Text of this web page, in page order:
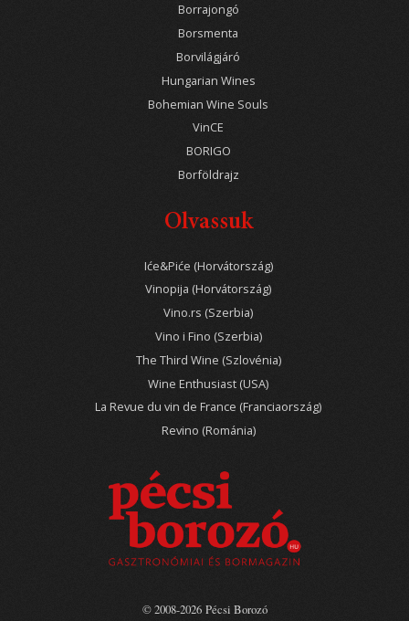
Borrajongó
Borsmenta
Borvilágjáró
Hungarian Wines
Bohemian Wine Souls
VinCE
BORIGO
Borföldrajz
Olvassuk
Iće&Piće (Horvátország)
Vinopija (Horvátország)
Vino.rs (Szerbia)
Vino i Fino (Szerbia)
The Third Wine (Szlovénia)
Wine Enthusiast (USA)
La Revue du vin de France (Franciaország)
Revino (Románia)
© 2008-2026 Pécsi Borozó